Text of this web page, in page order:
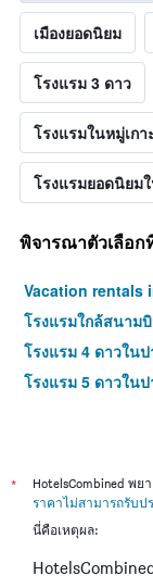
เมืองยอดนิยม
โรงแรม 3 ดาว
โรงแรมในหมู่เก
โรงแรมยอดนิยม
พิจารณาตัวเลือก
Vacation rentals
โรงแรมใกล้สนาม
โรงแรม 4 ดาวใน
โรงแรม 5 ดาวใน
*
HotelsCombined พ
ราคาไม่สามารถรับป
นี่คือเหตุผล: